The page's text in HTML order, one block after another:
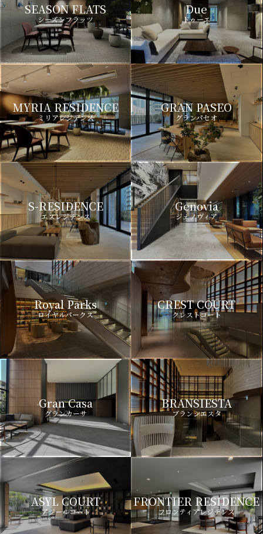
SEASON FLATS
シーズンフラッツ
Due
ドゥーエ
MYRIA RESIDENCE
ミリアレジデンス
GRAN PASEO
グランパセオ
S-RESIDENCE
エスレジデンス
Genovia
ジェノヴィア
Royal Parks
ロイヤルパークス
CREST COURT
クレストコート
Gran Casa
グランカーサ
BRANSIESTA
ブランシエスタ
ASYL COURT
アジールコート
FRONTIER RESIDENCE
フロンティアレジデンス